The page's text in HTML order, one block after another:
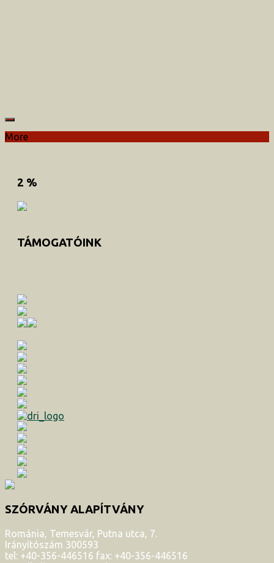
More
2 %
TÁMOGATÓINK
SZÓRVÁNY ALAPÍTVÁNY
Románia, Temesvár, Putna utca, 7.
Irányítószám 300593
tel: +40-356-446516 fax: +40-356-446516